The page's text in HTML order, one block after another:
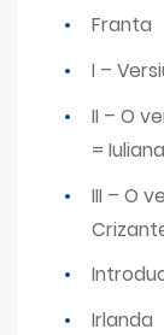
Franta
I –
II – O
=
III – O
Irlanda